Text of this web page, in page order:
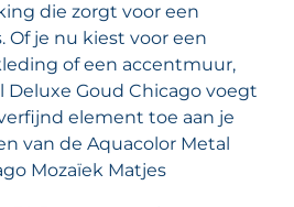
die zorgt voor een
Of je nu kiest voor een
of een accentmuur,
Deluxe Goud Chicago voegt
element toe aan je
van de Aquacolor Metal
Mozaïek Matjes